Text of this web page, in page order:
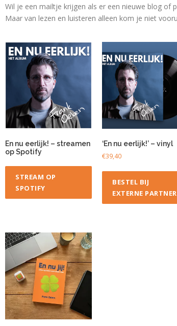
Wil je een mailtje krijgen als er een nieuwe blog of
Maar van lezen en luisteren alleen kom je niet
En nu eerlijk! – streamen
op Spotify
STREAM OP
SPOTIFY
‘En nu eerlijk!’ – vinyl
€39,40
BESTEL BIJ
EXTERNE PARTNER